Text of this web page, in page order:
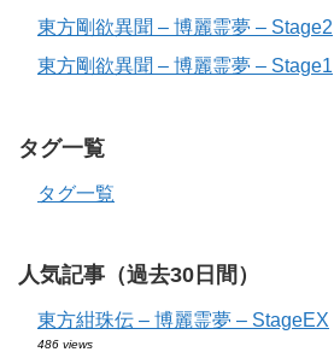
東方剛欲異聞 – 博麗霊夢 – Stage2
東方剛欲異聞 – 博麗霊夢 – Stage1
タグ一覧
タグ一覧
人気記事（過去30日間）
東方紺珠伝 – 博麗霊夢 – StageEX
486 views